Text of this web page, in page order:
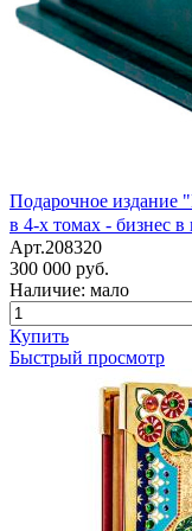
Подарочное издание
в 4-х томах - бизнес
Арт.208320
300 000 руб.
Наличие: мало
Купить
Быстрый просмотр